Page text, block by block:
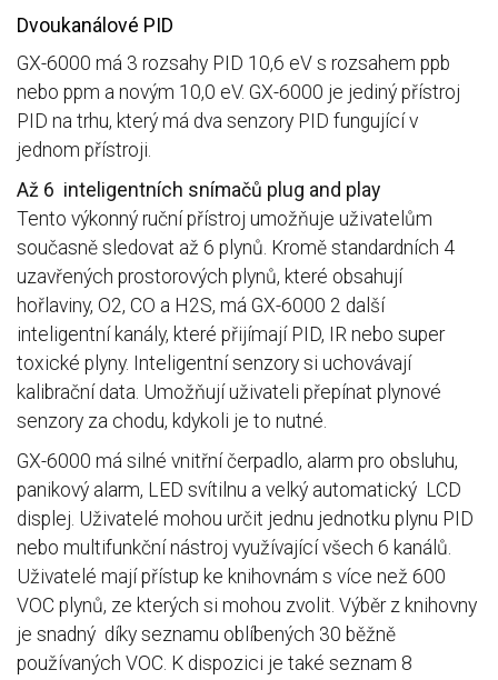
Dvoukanálové PID
GX-6000 má 3 rozsahy PID 10,6 eV s rozsahem ppb
nebo ppm a novým 10,0 eV. GX-6000 je jediný přístroj
PID na trhu, který má dva senzory PID fungující v
jednom přístroji.
Až 6 inteligentních snímačů plug and play
Tento výkonný ruční přístroj umožňuje uživatelům
současně sledovat až 6 plynů. Kromě standardních 4
uzavřených prostorových plynů, které obsahují
hořlaviny, O2, CO a H2S, má GX-6000 2 další
inteligentní kanály, které přijímají PID, IR nebo super
toxické plyny. Inteligentní senzory si uchovávají
kalibrační data. Umožňují uživateli přepínat plynové
senzory za chodu, kdykoli je to nutné.
GX-6000 má silné vnitřní čerpadlo, alarm pro obsluhu,
panikový alarm, LED svítilnu a velký automatický LCD
displej. Uživatelé mohou určit jednu jednotku plynu PID
nebo multifunkční nástroj využívající všech 6 kanálů.
Uživatelé mají přístup ke knihovnám s více než 600
VOC plynů, ze kterých si mohou zvolit. Výběr z knihovny
je snadný díky seznamu oblíbených 30 běžně
používaných VOC. K dispozici je také seznam 8